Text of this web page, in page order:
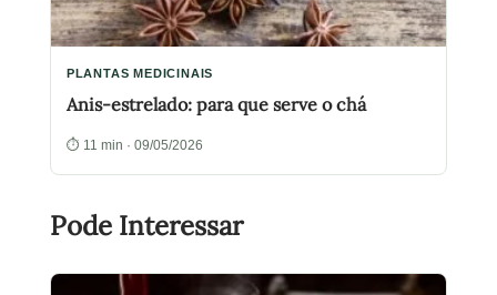
PLANTAS MEDICINAIS
Anis-estrelado: para que serve o chá
⏱ 11 min · 09/05/2026
Pode Interessar